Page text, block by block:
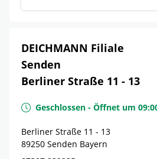
DEICHMANN Filiale
Senden
Berliner Straße 11 - 13
Geschlossen - Öffnet um
Berliner Straße 11 - 13
89250 Senden Bayern